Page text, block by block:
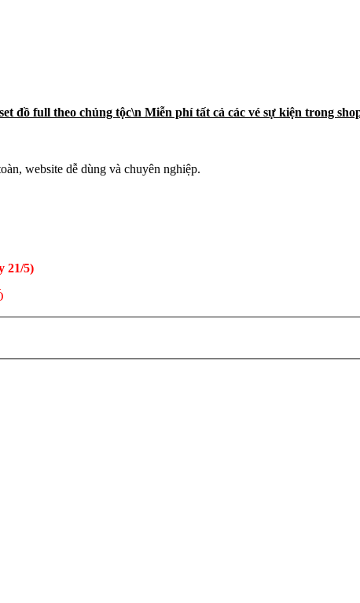
đồ full theo chủng tộc\n Miễn phí tất cả các vé sự kiện trong
website dễ dùng và chuyên nghiệp.
21/5)